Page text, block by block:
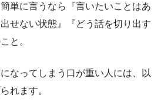
単に言うなら『言いたいことはあ
せない状態』『どう話を切り出す
と。
なってしまう口が重い人には、以
れます。